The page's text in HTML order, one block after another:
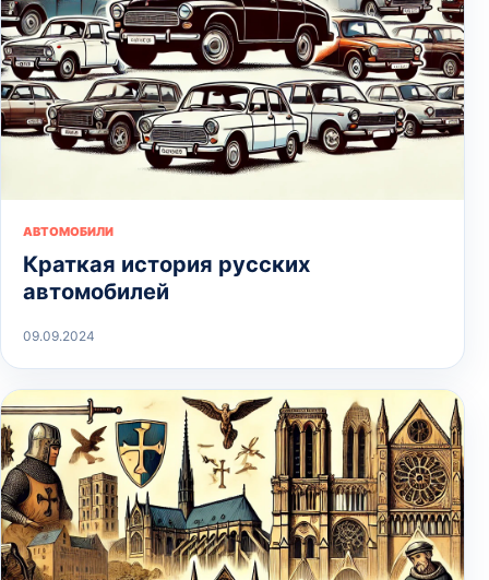
АВТОМОБИЛИ
Краткая история русских
автомобилей
09.09.2024